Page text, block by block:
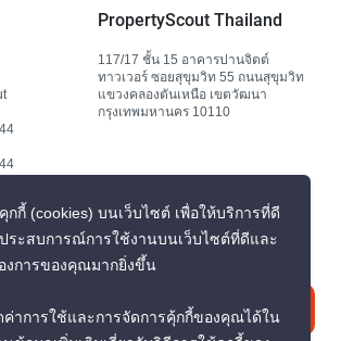
PropertyScout Thailand
117/17 ชั้น 15 อาคารปานจิตต์
ทาวเวอร์ ซอยสุขุมวิท 55 ถนนสุขุมวิท
แขวงคลองตันเหนือ เขตวัฒนา
กรุงเทพมหานคร 10110
ติดต่อเรา
กี้ (cookies) บนเว็บไซต์ เพื่อให้บริการที่ดี
ระสบการณ์การใช้งานบนเว็บไซต์ที่ดีและ
งการของคุณมากยิ่งขึ้น
าการใช้และการจัดการคุ้กกี้ของคุณได้ใน